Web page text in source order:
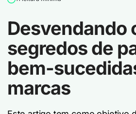
Desvendando
segredos de
bem-
marcas